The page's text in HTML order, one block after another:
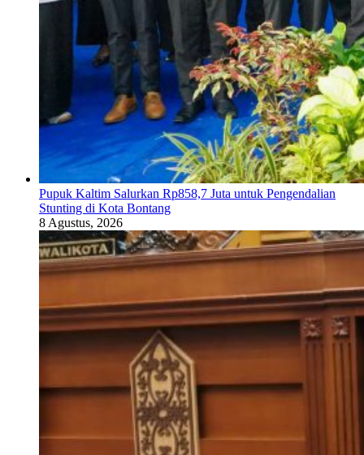
Pupuk Kaltim Salurkan Rp858,7 Juta untuk Pengendalian
Stunting di Kota Bontang
8 Agustus, 2026